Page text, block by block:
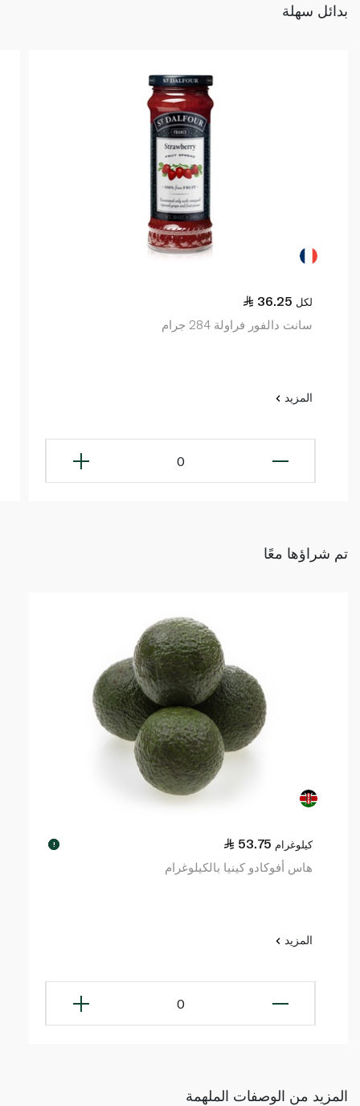
بدائل سهلة
36.25 لكل
سانت دالفور فراولة 284 جرام
المزيد
0
تم شراؤها معًا
53.75 كيلوغرام !
هاس أفوكادو كينيا بالكيلوغرام
المزيد
0
المزيد من الوصفات الملهمة